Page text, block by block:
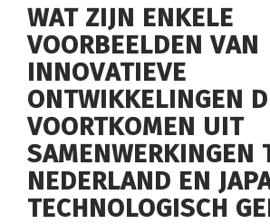
WAT ZIJN ENKELE
VOORBEELDEN VAN
INNOVATIEVE
ONTWIKKELINGEN
VOORTKOMEN UIT
SAMENWERKINGEN
NEDERLAND EN
TECHNOLOGISCH